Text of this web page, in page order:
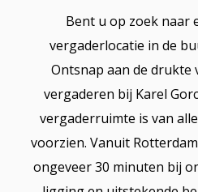
Bent u op zoek naar
vergaderlocatie in de
Ontsnap aan de drukte
vergaderen bij Karel
vergaderruimte is van
voorzien. Vanuit
ongeveer 30 minuten bij